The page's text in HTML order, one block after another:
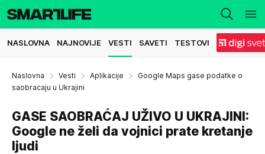
NASLOVNA NAJNOVIJE VESTI SAVETI TESTOVI
Naslovna Vesti Aplikacije
Google Maps gase podatke o
saobracaju u Ukrajini
GASE SAOBRAĆAJ UŽIVO U UKRAJINI:
Google ne želi da vojnici prate kretanje
ljudi